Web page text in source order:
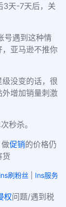
3天-7天后，关
号遇到这种情
亚马逊不推你
级没变的话，很
增加销量刺激
秒杀。
促销的价格仍
货
刷粉丝
Ins服务
权问题/遇到税